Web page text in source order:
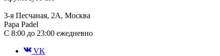
3-я Песчаная, 2А, Москва
Papa Padel
С 8:00 до 23:00 ежедневно
VK